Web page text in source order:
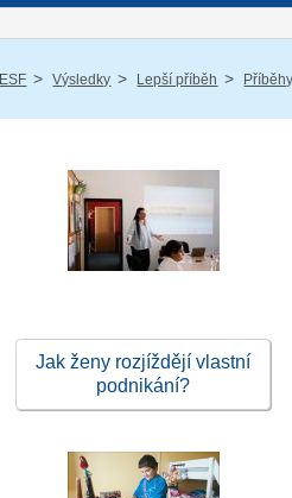
ESF / Výsledky / Lepší příběh /
Jak ženy rozjíždějí vlastní
podnikání?